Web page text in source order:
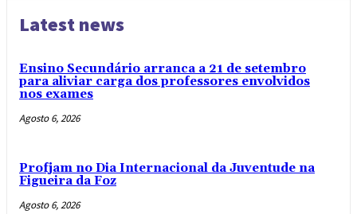
Latest news
Ensino Secundário arranca a 21 de setembro
para aliviar carga dos professores envolvidos
nos exames
Agosto 6, 2026
Profjam no Dia Internacional da Juventude na
Figueira da Foz
Agosto 6, 2026